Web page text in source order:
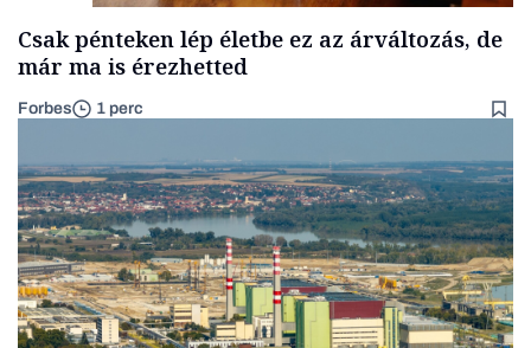
Csak pénteken lép életbe ez az árváltozás, de
már ma is érezhetted
Forbes 1 perc